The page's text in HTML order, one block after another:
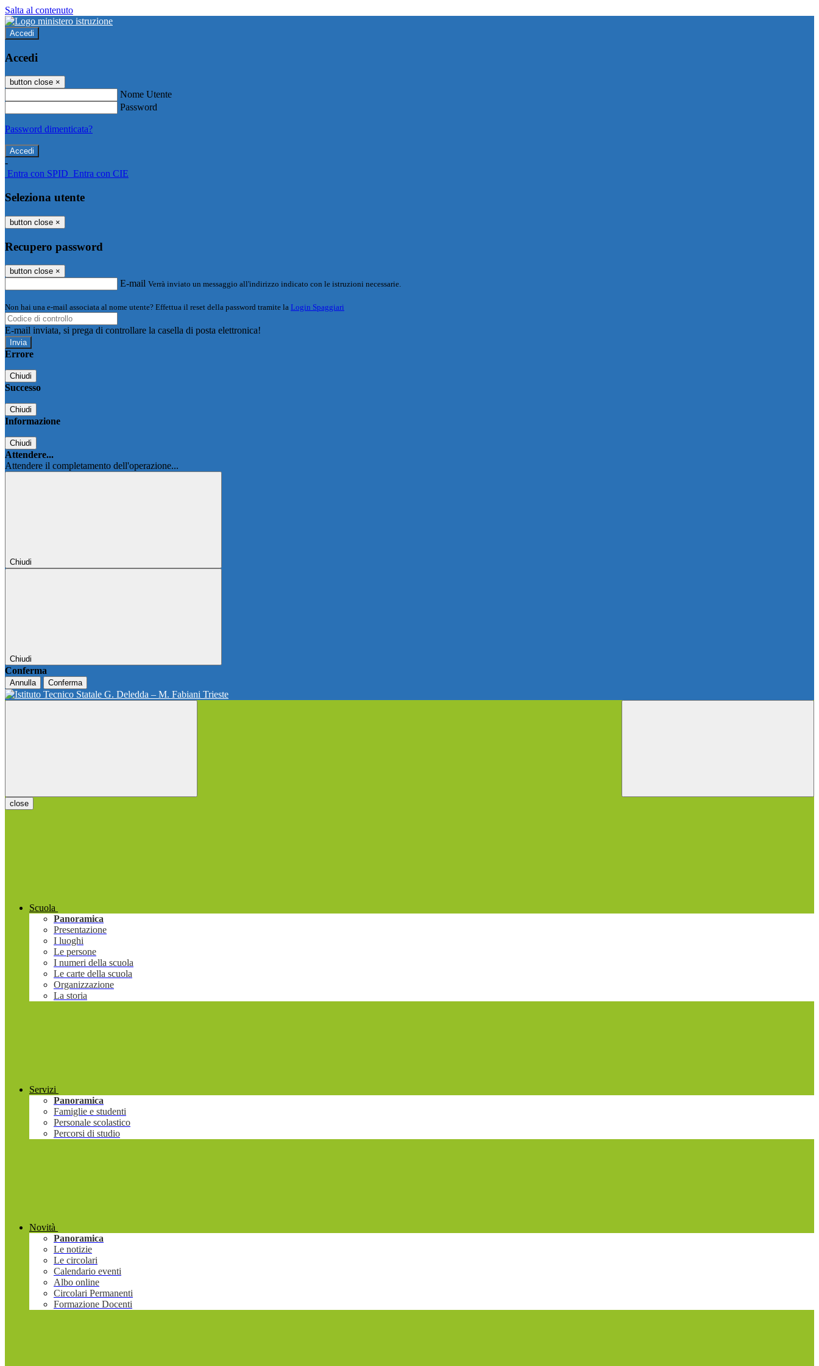
Salta al contenuto
Accedi
Accedi
button close ×
Nome Utente
Password
Password dimenticata?
-
Entra con SPID Entra con CIE
Seleziona utente
button close ×
Recupero password
button close ×
E-mail Verrà inviato un messaggio all'indirizzo indicato con le istruzioni necessarie.
Non hai una e-mail associata al nome utente? Effettua il reset della password tramite la Login Spaggiari
E-mail inviata, si prega di controllare la casella di posta elettronica!
Errore
Chiudi
Successo
Chiudi
Informazione
Chiudi
Attendere...
Attendere il completamento dell'operazione...
Chiudi
Chiudi
Conferma
Annulla Conferma
close
Scuola
Panoramica
Presentazione
I luoghi
Le persone
I numeri della scuola
Le carte della scuola
Organizzazione
La storia
Servizi
Panoramica
Famiglie e studenti
Personale scolastico
Percorsi di studio
Novità
Panoramica
Le notizie
Le circolari
Calendario eventi
Albo online
Circolari Permanenti
Formazione Docenti